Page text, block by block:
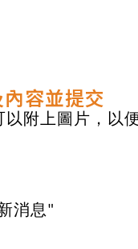
容並提交
附上圖片，以
消息"